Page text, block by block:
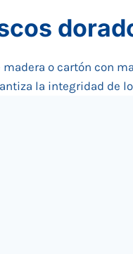
o cartón con
la integridad de